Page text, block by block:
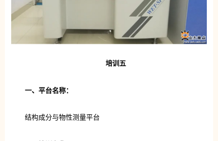
培训五
一、平台名称：
结构成分与物性测量平台